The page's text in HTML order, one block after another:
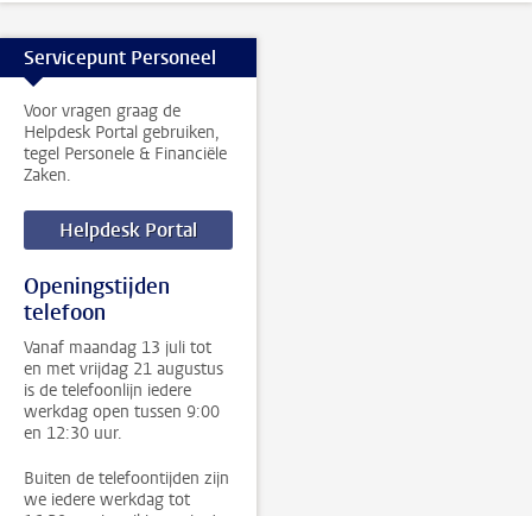
Servicepunt Personeel
Voor vragen graag de
Helpdesk Portal gebruiken,
tegel Personele & Financiële
Zaken.
Helpdesk Portal
Openingstijden
telefoon
Vanaf maandag 13 juli tot
en met vrijdag 21 augustus
is de telefoonlijn iedere
werkdag open tussen 9:00
en 12:30 uur.
Buiten de telefoontijden zijn
we iedere werkdag tot